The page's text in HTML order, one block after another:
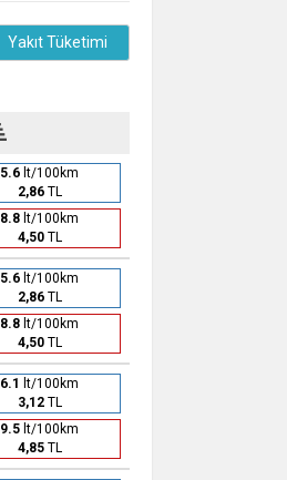
Yakıt Tüketimi
5.6 lt/100km
2,86TL
8.8 lt/100km
4,50TL
5.6 lt/100km
2,86TL
8.8 lt/100km
4,50TL
6.1 lt/100km
3,12TL
9.5 lt/100km
4,85TL